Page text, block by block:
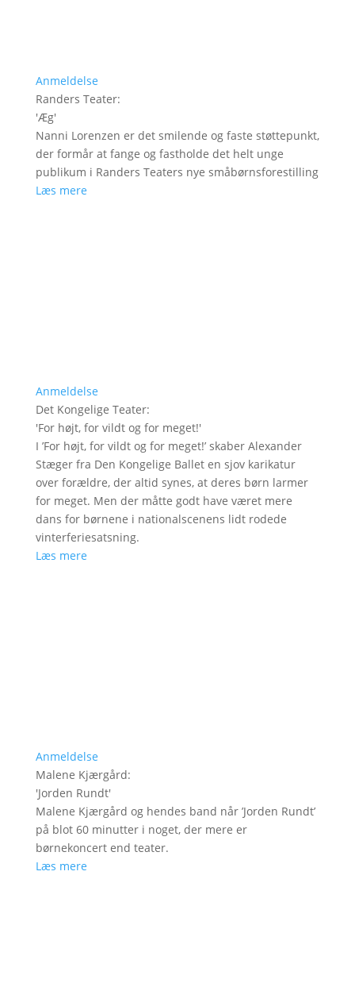
Anmeldelse
Randers Teater:
'Æg'
Nanni Lorenzen er det smilende og faste støttepunkt,
der formår at fange og fastholde det helt unge
publikum i Randers Teaters nye småbørnsforestilling
Læs mere
Anmeldelse
Det Kongelige Teater:
'For højt, for vildt og for meget!'
I ’For højt, for vildt og for meget!’ skaber Alexander
Stæger fra Den Kongelige Ballet en sjov karikatur
over forældre, der altid synes, at deres børn larmer
for meget. Men der måtte godt have været mere
dans for børnene i nationalscenens lidt rodede
vinterferiesatsning.
Læs mere
Anmeldelse
Malene Kjærgård:
'Jorden Rundt'
Malene Kjærgård og hendes band når ’Jorden Rundt’
på blot 60 minutter i noget, der mere er
børnekoncert end teater.
Læs mere